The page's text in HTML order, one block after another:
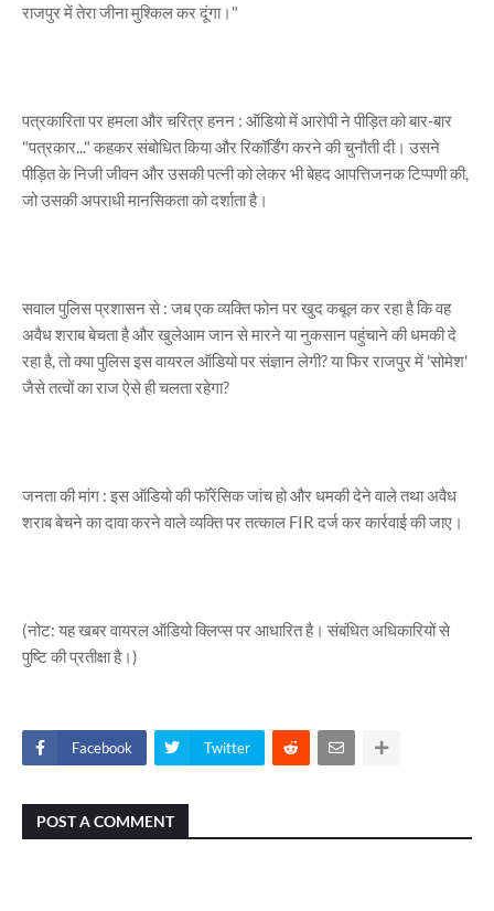
राजपुर में तेरा जीना मुश्किल कर दूंगा।"
पत्रकारिता पर हमला और चरित्र हनन : ऑडियो में आरोपी ने पीड़ित को बार-बार
"पत्रकार..." कहकर संबोधित किया और रिकॉर्डिंग करने की चुनौती दी। उसने
पीड़ित के निजी जीवन और उसकी पत्नी को लेकर भी बेहद आपत्तिजनक टिप्पणी की,
जो उसकी अपराधी मानसिकता को दर्शाता है।
सवाल पुलिस प्रशासन से : जब एक व्यक्ति फोन पर खुद कबूल कर रहा है कि वह
अवैध शराब बेचता है और खुलेआम जान से मारने या नुकसान पहुंचाने की धमकी दे
रहा है, तो क्या पुलिस इस वायरल ऑडियो पर संज्ञान लेगी? या फिर राजपुर में 'सोमेश'
जैसे तत्वों का राज ऐसे ही चलता रहेगा?
जनता की मांग : इस ऑडियो की फॉरेंसिक जांच हो और धमकी देने वाले तथा अवैध
शराब बेचने का दावा करने वाले व्यक्ति पर तत्काल FIR दर्ज कर कार्रवाई की जाए।
(नोट: यह खबर वायरल ऑडियो क्लिप्स पर आधारित है। संबंधित अधिकारियों से
पुष्टि की प्रतीक्षा है।)
Facebook Twitter
POST A COMMENT